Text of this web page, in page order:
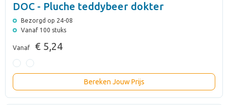
DOC - Pluche teddybeer dokter
Bezorgd op 24-08
Vanaf 100 stuks
Vanaf € 5,24
Bereken Jouw Prijs